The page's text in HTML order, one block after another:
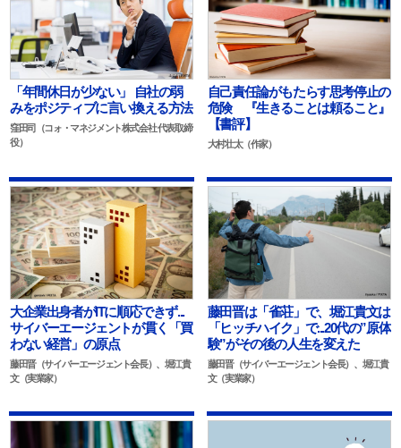
「年間休日が少ない」 自社の弱
みをポジティブに言い換える方法
窪田司（コォ・マネジメント株式会社 代表取締
役）
自己責任論がもたらす思考停止の
危険 『生きることは頼ること』
【書評】
大村壮太（作家）
大企業出身者がITに順応できず...
サイバーエージェントが貫く「買
わない経営」の原点
藤田晋（サイバーエージェント会長）、堀江貴
文（実業家）
藤田晋は「雀荘」で、堀江貴文は
「ヒッチハイク」で...20代の”原体
験”がその後の人生を変えた
藤田晋（サイバーエージェント会長）、堀江貴
文（実業家）